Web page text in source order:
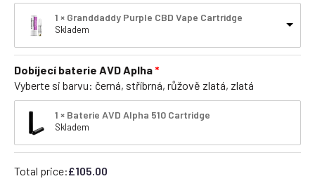
1 × Granddaddy Purple CBD Vape Cartridge
Skladem
Dobíjecí baterie AVD Aplha
Vyberte si barvu: černá, stříbrná, růžově zlatá, zlatá
1 × Baterie AVD Alpha 510 Cartridge
Skladem
Total price:£105.00